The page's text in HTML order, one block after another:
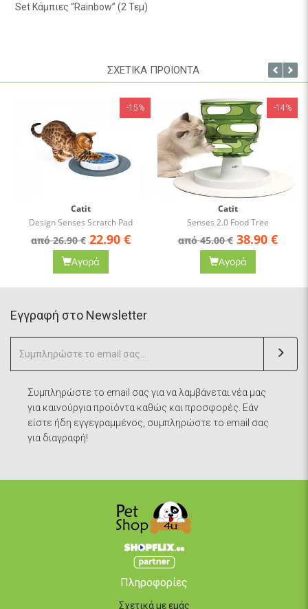
Set Κάμπιες “Rainbow” (2 Τεμ)
ΣΧΕΤΙΚΑ ΠΡΟΪΟΝΤΑ
Catit
Design Senses Scratch Pad
από 26.90 € 22.90 €
Αγορά
-15%
Catit
Senses 2.0 Food Tree
από 45.00 € 38.90 €
Αγορά
-14%
Eγγραφή στο Newsletter
Συμπληρώστε το email σας για να λαμβάνεται νέα μας
για καινούργια προϊόντα καθώς και προσφορές. Εάν
είστε ήδη εγγεγραμμένος, συμπληρώστε το email σας
για διαγραφή!
Πληροφορίες
Σχετικά με εμάς